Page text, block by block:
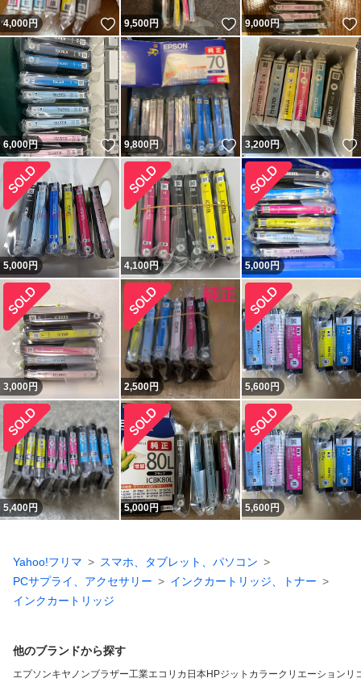
4,000円 いいね！
9,500円 いいね！
9,000円
6,000円 いいね！
9,800円 いいね！
3,200円
5,000円 4,100円 5,000円
3,000円 2,500円 5,600円
5,400円 5,000円 5,600円
Yahoo!フリマ
スマホ、タブレット、パソコン
PCサプライ、アクセサリー
インクカートリッジ、トナー
インクカートリッジ
他のブランドから探す
エプソンキヤノンブラザー工業エコリカ 日本HPジット カラークリエーション リ